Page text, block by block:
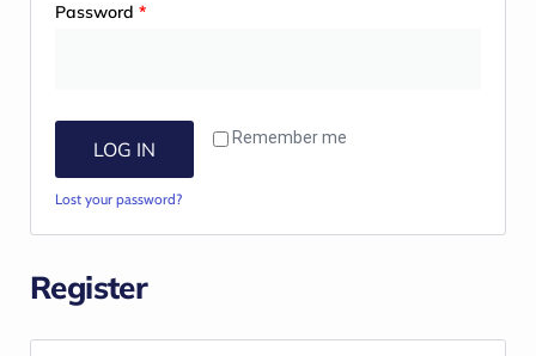
Password *
Remember me
LOG IN
Lost your password?
Register